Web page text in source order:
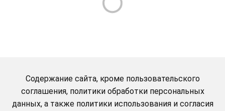
Содержание сайта, кроме пользовательского
соглашения, политики обработки персональных
данных, а также политики использования и согласия